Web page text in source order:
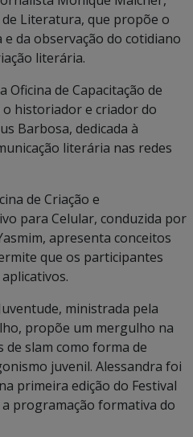
Literatura, que propõe o
da observação do cotidiano
literária.
Oficina de Capacitação de
historiador e criador do
Barbosa, dedicada à
literária nas redes
de Criação e
para Celular, conduzida por
apresenta conceitos
que os participantes
ministrada pela
propõe um mergulho na
de slam como forma de
juvenil. Alessandra foi
primeira edição do Festival
programação formativa do